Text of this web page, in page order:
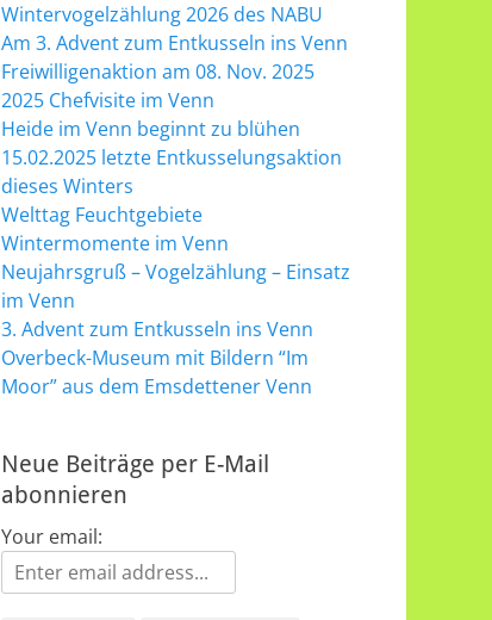
Wintervogelzählung 2026 des NABU
Am 3. Advent zum Entkusseln ins Venn
Freiwilligenaktion am 08. Nov. 2025
2025 Chefvisite im Venn
Heide im Venn beginnt zu blühen
15.02.2025 letzte Entkusselungsaktion
dieses Winters
Welttag Feuchtgebiete
Wintermomente im Venn
Neujahrsgruß – Vogelzählung – Einsatz
im Venn
3. Advent zum Entkusseln ins Venn
Overbeck-Museum mit Bildern “Im
Moor” aus dem Emsdettener Venn
Neue Beiträge per E-Mail
abonnieren
Your email: